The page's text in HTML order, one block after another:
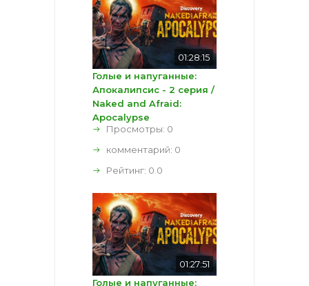
01:28:15
Голые и напуганные:
Апокалипсис - 2 серия /
Naked and Afraid:
Apocalypse
Просмотры: 0
комментарий: 0
Рейтинг: 0.0
01:27:51
Голые и напуганные: